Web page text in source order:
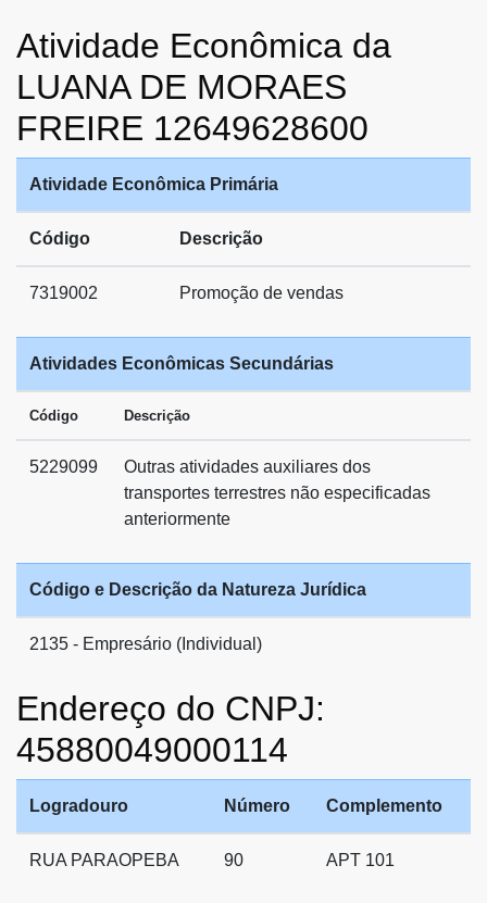
Atividade Econômica da
LUANA DE MORAES
FREIRE 12649628600
Atividade Econômica Primária
Código Descrição
7319002 Promoção de vendas
Atividades Econômicas Secundárias
Código Descrição
5229099
Outras atividades auxiliares dos
transportes terrestres não especificadas
anteriormente
Código e Descrição da Natureza Jurídica
2135 - Empresário (Individual)
Endereço do CNPJ:
45880049000114
Logradouro Número Complemento
RUA PARAOPEBA 90 APT 101